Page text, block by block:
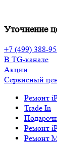
Уточнение
+7 (499) 388-
В TG-канале
Акции
Сервисный
Ремонт
Trade In
Ремонт
Ремонт